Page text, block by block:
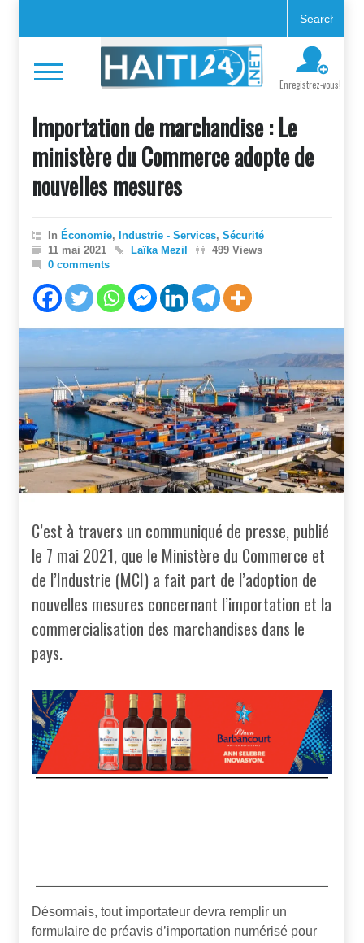
Enregistrez-vous!
Importation de marchandise : Le
ministère du Commerce adopte de
nouvelles mesures
In Économie, Industrie - Services, Sécurité
11 mai 2021
Laïka Mezil
499 Views
0 comments
C’est à travers un communiqué de presse, publié
le 7 mai 2021, que le Ministère du Commerce et
de l’Industrie (MCI) a fait part de l’adoption de
nouvelles mesures concernant l’importation et la
commercialisation des marchandises dans le
pays.
Désormais, tout importateur devra remplir un
formulaire de préavis d’importation numérisé pour